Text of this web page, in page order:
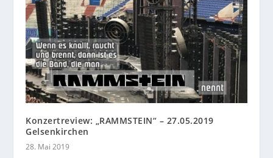
Konzertreview: „RAMMSTEIN“ – 27.05.2019
Gelsenkirchen
28. Mai 2019